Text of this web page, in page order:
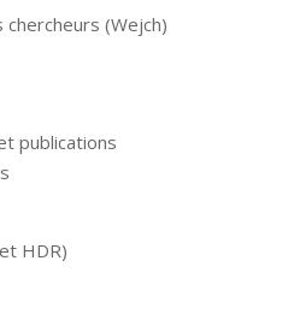
chercheurs (Wejch)
publications
HDR)